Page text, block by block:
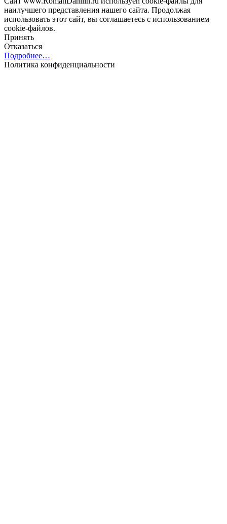
наилучшего представления нашего сайта. Продолжая
использовать этот сайт, вы соглашаетесь с использованием
cookie-файлов.
Принять
Отказаться
Подробнее…
Политика конфиденциальности